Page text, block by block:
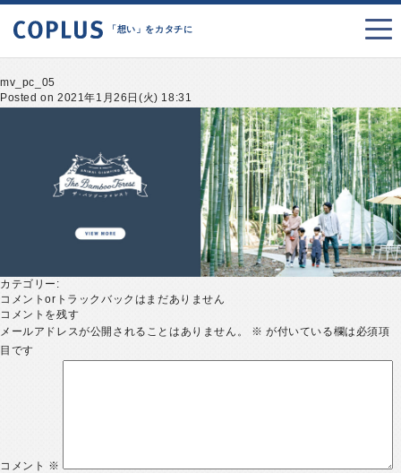
「想い」をカタチに
mv_pc_05
Posted on 2021年1月26日(火) 18:31
カテゴリー:
コメントorトラックバックはまだありません
コメントを残す
メールアドレスが公開されることはありません。
※ が付いている欄は必須項
目です
コメント ※